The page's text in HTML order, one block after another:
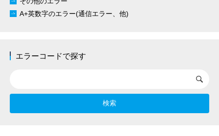
A+英数字のエラー(通信エラー、他)
エラーコードで探す
検索